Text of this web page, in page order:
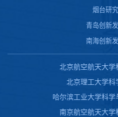
烟台研
青岛创新
南海创新
北京航空航天大学
北京理工大学科
哈尔滨工业大学科
南京航空航天大学